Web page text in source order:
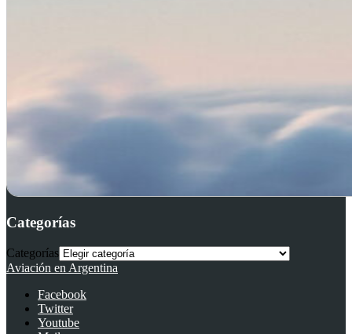
Categorías
Categorías
Aviación en Argentina
Facebook
Twitter
Youtube